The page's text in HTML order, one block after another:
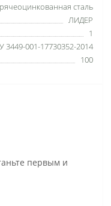
сталь
ЛИДЕР
1
3449-001-17730352-2014
100
первым и